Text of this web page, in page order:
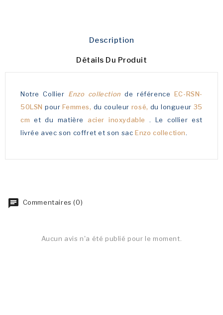
Description
Détails Du Produit
Notre Collier Enzo collectionde référence EC-RSN-
50LSN pourFemmes, du couleur rosé, du longueur 35
cmet du matière acier inoxydable . Le collier est
livrée avec son coffret et son sacEnzo collection.
Commentaires (0)
Aucun avis n'a été publié pour le moment.